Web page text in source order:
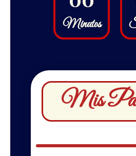
Minutos
Mis